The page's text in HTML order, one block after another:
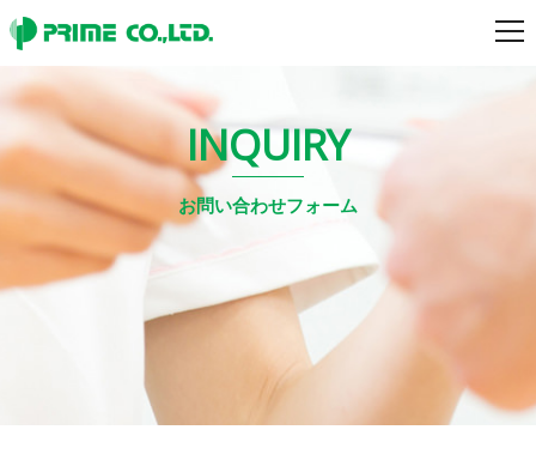
INQUIRY
お問い合わせフォーム